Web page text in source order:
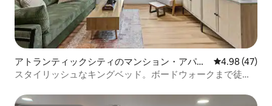
アトランティックシティのマンション・アパー
ト
レビュー47
4.98 (47)
スタイリッシュなキングベッド。ボードウォークまで徒歩